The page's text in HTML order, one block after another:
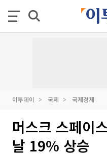
이투데이 국제 국제경제
머스크 스페이
날 19% 상승